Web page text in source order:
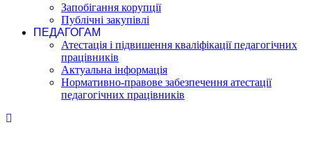
Запобігання корупції
Публічні закупівлі
ПЕДАГОГАМ
Атестація і підвишення кваліфікації педагогічних
працівників
Актуальна інформація
Нормативно-правове забезпечення атестації
педагогічних працівників